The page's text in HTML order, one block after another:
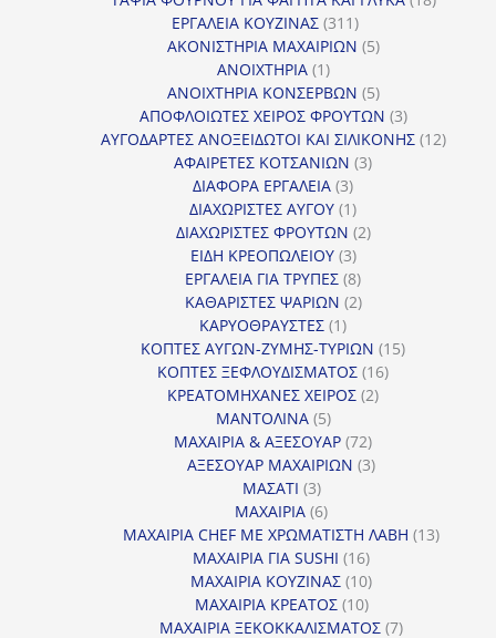
ΕΡΓΑΛΕΙΑ ΚΟΥΖΙΝΑΣ 311311
προϊόντα
ΑΚΟΝΙΣΤΗΡΙΑ ΜΑΧΑΙΡΙΩΝ 55
ΑΝΟΙΧΤΗΡΙΑ 11
προϊόν
ΑΝΟΙΧΤΗΡΙΑ ΚΟΝΣΕΡΒΩΝ 55
προϊόντα
ΑΠΟΦΛΟΙΩΤΕΣ ΧΕΙΡΟΣ ΦΡΟΥΤΩΝ 33
προϊόντα
ΑΥΓΟΔΑΡΤΕΣ ΑΝΟΞΕΙΔΩΤΟΙ ΚΑΙ ΣΙΛΙΚΟΝΗΣ 1212
ΑΦΑΙΡΕΤΕΣ ΚΟΤΣΑΝΙΩΝ 33
ΔΙΑΦΟΡΑ ΕΡΓΑΛΕΙΑ 33
προϊόντα
ΔΙΑΧΩΡΙΣΤΕΣ ΑΥΓΟΥ 11
προϊόν
ΔΙΑΧΩΡΙΣΤΕΣ ΦΡΟΥΤΩΝ 22
ΕΙΔΗ ΚΡΕΟΠΩΛΕΙΟΥ 33
προϊόντα
ΕΡΓΑΛΕΙΑ ΓΙΑ ΤΡΥΠΕΣ 88
προϊόντα
ΚΑΘΑΡΙΣΤΕΣ ΨΑΡΙΩΝ 22
ΚΑΡΥΟΘΡΑΥΣΤΕΣ 11
προϊόν
ΚΟΠΤΕΣ ΑΥΓΩΝ-ΖΥΜΗΣ-ΤΥΡΙΩΝ 1515
ΚΟΠΤΕΣ ΞΕΦΛΟΥΔΙΣΜΑΤΟΣ 1616
ΚΡΕΑΤΟΜΗΧΑΝΕΣ ΧΕΙΡΟΣ 22
ΜΑΝΤΟΛΙΝΑ 55
προϊόντα
ΜΑΧΑΙΡΙΑ & ΑΞΕΣΟΥΑΡ 7272
προϊόντα
ΑΞΕΣΟΥΑΡ ΜΑΧΑΙΡΙΩΝ 33
ΜΑΣΑΤΙ 33
προϊόντα
ΜΑΧΑΙΡΙΑ 66
προϊόντα
ΜΑΧΑΙΡΙΑ CHEF ΜΕ ΧΡΩΜΑΤΙΣΤΗ ΛΑΒΗ 1313
ΜΑΧΑΙΡΙΑ ΓΙΑ SUSHI 1616
προϊόντα
ΜΑΧΑΙΡΙΑ ΚΟΥΖΙΝΑΣ 1010
προϊόντα
ΜΑΧΑΙΡΙΑ ΚΡΕΑΤΟΣ 1010
προϊόντα
ΜΑΧΑΙΡΙΑ ΞΕΚΟΚΚΑΛΙΣΜΑΤΟΣ 77